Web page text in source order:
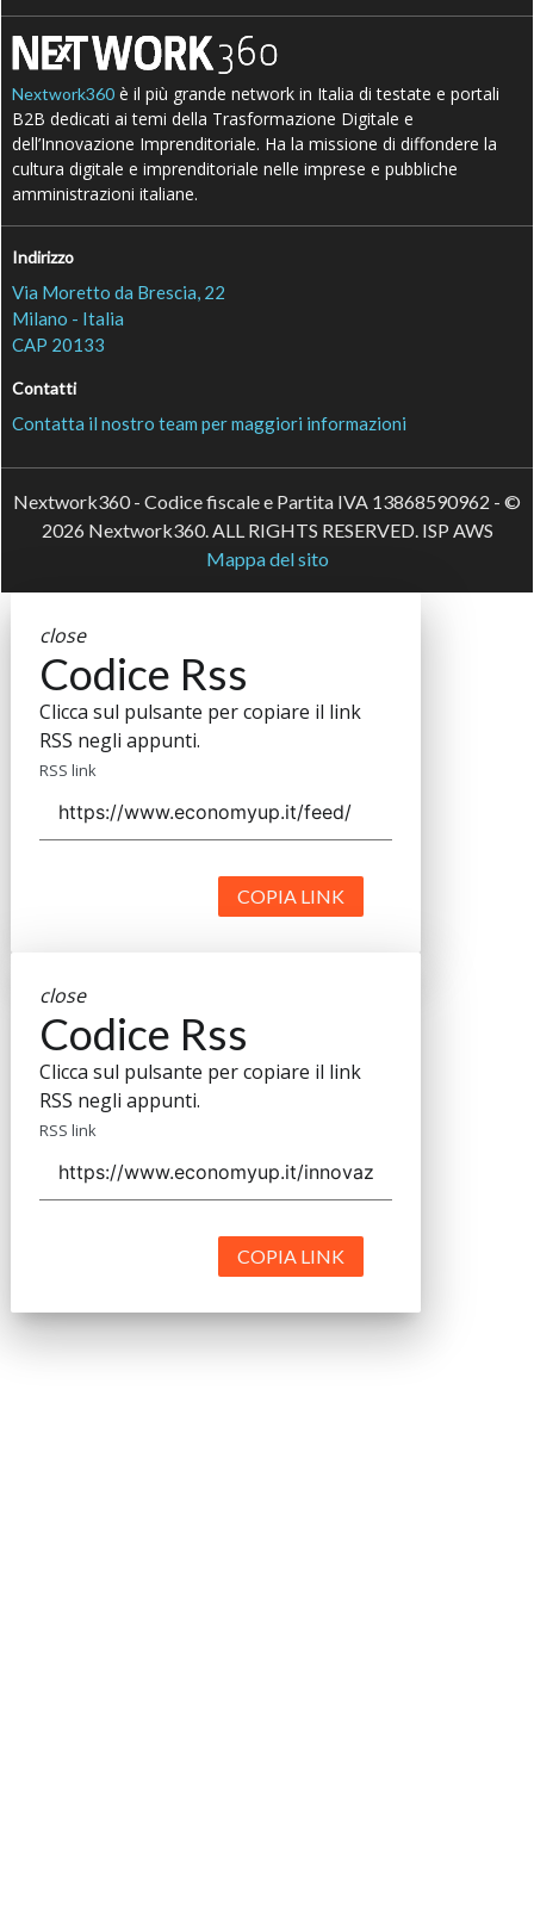
Nextwork360 è il più grande network in Italia di testate e portali
B2B dedicati ai temi della Trasformazione Digitale e
dell’Innovazione Imprenditoriale. Ha la missione di diffondere la
cultura digitale e imprenditoriale nelle imprese e pubbliche
amministrazioni italiane.
Indirizzo
Via Moretto da Brescia, 22
Milano - Italia
CAP 20133
Contatti
Contatta il nostro team per maggiori informazioni
Nextwork360 - Codice fiscale e Partita IVA 13868590962 - ©
2026 Nextwork360. ALL RIGHTS RESERVED. ISP AWS
Mappa del sito
close
Codice Rss
Clicca sul pulsante per copiare il link
RSS negli appunti.
RSS link
COPIA LINK
close
Codice Rss
Clicca sul pulsante per copiare il link
RSS negli appunti.
RSS link
COPIA LINK